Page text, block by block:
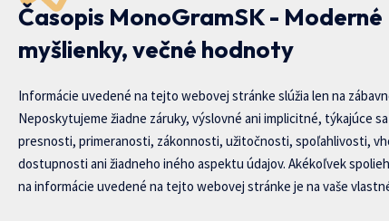
Časopis MonoGramSK - Moderné
myšlienky, večné hodnoty
Informácie uvedené na tejto webovej stránke slúžia len na
Neposkytujeme žiadne záruky, výslovné ani implicitné, týkajúce
presnosti, primeranosti, zákonnosti, užitočnosti, spoľahlivosti,
dostupnosti ani žiadneho iného aspektu údajov. Akékoľvek
na informácie uvedené na tejto webovej stránke je na vaše